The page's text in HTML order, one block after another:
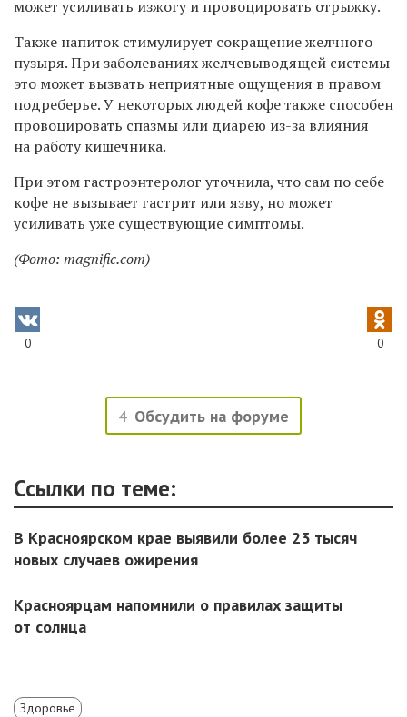
может усиливать изжогу и провоцировать отрыжку.
Также напиток стимулирует сокращение желчного
пузыря. При заболеваниях желчевыводящей системы
это может вызвать неприятные ощущения в правом
подреберье. У некоторых людей кофе также способен
провоцировать спазмы или диарею из-за влияния
на работу кишечника.
При этом гастроэнтеролог уточнила, что сам по себе
кофе не вызывает гастрит или язву, но может
усиливать уже существующие симптомы.
(Фото: magnific.com)
0 0
4 Обсудить на форуме
Ссылки по теме:
В Красноярском крае выявили более 23 тысяч
новых случаев ожирения
Красноярцам напомнили о правилах защиты
от солнца
Здоровье